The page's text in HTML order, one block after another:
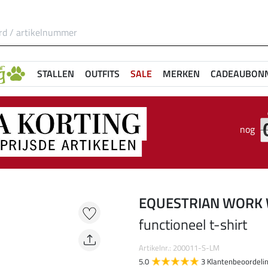
STALLEN OUTFITS SALE MERKEN
nog
EQUESTRIAN WORK
functioneel t-shirt
Artikelnr.: 200011-S-LM
5.0
3